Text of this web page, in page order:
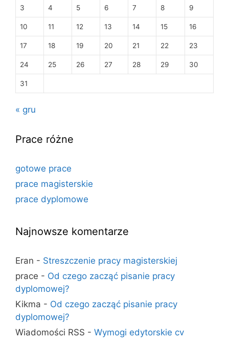
3 4 5 6 7 8 9
10 11 12 13 14 15 16
17 18 19 20 21 22 23
24 25 26 27 28 29 30
31
« gru
Prace różne
gotowe prace
prace magisterskie
prace dyplomowe
Najnowsze komentarze
Eran - Streszczenie pracy magisterskiej
prace - Od czego zacząć pisanie pracy
dyplomowej?
Kikma - Od czego zacząć pisanie pracy
dyplomowej?
Wiadomości RSS - Wymogi edytorskie cv